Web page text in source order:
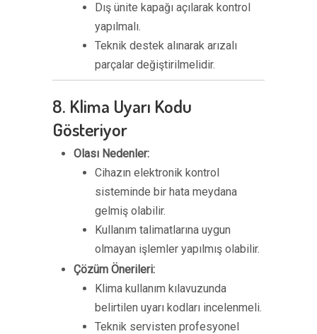
Dış ünite kapağı açılarak kontrol
yapılmalı.
Teknik destek alınarak arızalı
parçalar değiştirilmelidir.
8. Klima Uyarı Kodu
Gösteriyor
Olası Nedenler:
Cihazın elektronik kontrol
sisteminde bir hata meydana
gelmiş olabilir.
Kullanım talimatlarına uygun
olmayan işlemler yapılmış olabilir.
Çözüm Önerileri:
Klima kullanım kılavuzunda
belirtilen uyarı kodları incelenmeli.
Teknik servisten profesyonel